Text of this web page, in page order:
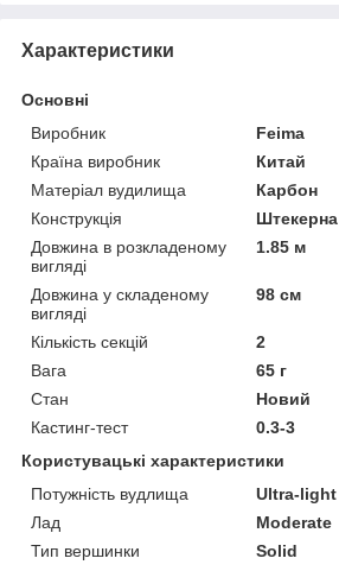
Характеристики
Основні
Виробник
Feima
Країна виробник
Китай
Матеріал вудилища
Карбон
Конструкція
Штекерна
Довжина в розкладеному
вигляді
1.85 м
Довжина у складеному
вигляді
98 см
Кількість секцій
2
Вага
65 г
Стан
Новий
Кастинг-тест
0.3-3
Користувацькі характеристики
Потужність вудлища
Ultra-light
Лад
Moderate
Тип вершинки
Solid